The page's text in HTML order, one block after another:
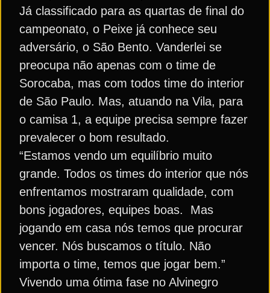
Já classificado para as quartas de final do
campeonato, o Peixe já conhece seu
adversário, o São Bento. Vanderlei se
preocupa não apenas com o time de
Sorocaba, mas com todos time do interior
de São Paulo. Mas, atuando na Vila, para
o camisa 1, a equipe precisa sempre fazer
prevalecer o bom resultado.
“Estamos vendo um equilíbrio muito
grande. Todos os times do interior que nós
enfrentamos mostraram qualidade, com
bons jogadores, equipes boas. Mas
jogando em casa nós temos que procurar
vencer. Nós buscamos o título. Não
importa o time, temos que jogar bem.”
Vivendo uma ótima fase no Alvinegro